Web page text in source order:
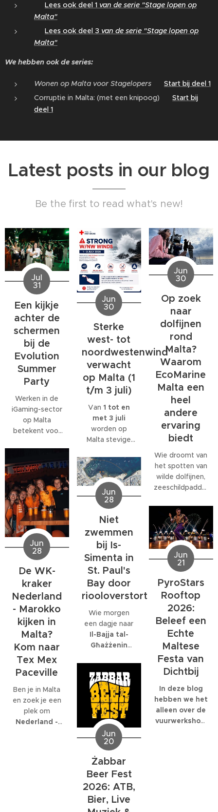
Lees ook deel 1 van de serie "Stage lopen op
Malta"
Lees ook deel 3 van de serie "Stage lopen op
Malta"
We hebben ook de series:
Wonen op Malta voor Stagelopers
Start bij deel 1
Corruptie in Malta: (met een knipoog) 👉 Start bij
deel 1
Latest posts in our blog
Be the first to read what's new!
Jul
31
Een kijkje
achter de
schermen
bij de
Evolution
Summer
Party
Werken in de
iGaming-sector
op Malta
betekent voor
meer dan alleen
een baan. Veel
bedrijven
bieden
behoorlijk wat
extra's, van
teamuitjes en
interne
activiteiten tot
grote
personeelsfeesten.
En als je bij een
internationaal
bedrijf met
honderden
collega's werkt,
kunnen die
feesten
behoorlijk groot
worden.
Jun
30
Sterke
west- tot
noordwestenwind
verwacht
op Malta (1
t/m 3 juli)
Van 1 tot en
met 3 juli
worden op
Malta stevige
noordwestenwinden
(W/NW)
verwacht.
Volgens het
Malta Red Cross
kan de wind
tijdelijk
toenemen tot
windkracht 6
met name op
donderdag 2
juli.
Jun
30
Op zoek
naar
dolfijnen
rond
Malta?
Waarom
EcoMarine
Malta een
heel
andere
ervaring
biedt
Wie droomt van
het spotten van
wilde dolfijnen,
zeeschildpadden
zeeleven
tijdens een
verblijf op Malta,
komt al snel tot
de ontdekking
dat daar
eigenlijk maar
één organisatie
volledig op is
gespecialiseerd:
EcoMarine
Malta .
Jun
28
De WK-
kraker
Nederland
- Marokko
kijken in
Malta?
Kom naar
Tex Mex
Paceville
Ben je in Malta
en zoek je een
plek om
Nederland -
Jun
28
Niet
zwemmen
bij Is-
Simenta in
St. Paul's
Bay door
riooloverstort
Wie morgen
een dagje naar
Il-Bajja tal-
Għażżenin
inSt. Paul's
Baywil gaan,
kan beter een
ander strand
kiezen. De
Maltese
Environmental
Health
Directorate
heeft
zaterdagavond
een officiële
waarschuwing
Jun
21
PyroStars
Rooftop
2026:
Beleef een
Echte
Maltese
Festa van
Dichtbij
In deze blog
hebben we het
alleen over de
vuurwerkshow
Jun
20
Żabbar
Beer Fest
2026: ATB,
Bier, Live